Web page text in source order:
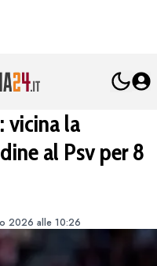
vicina la
al Psv per 8
2026 alle 10:26